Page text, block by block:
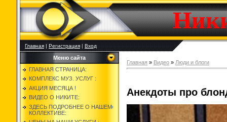
Главная|Регистрация|Вход
Меню сайта
ГЛАВНАЯ СТРАНИЦА:
КОМПЛЕКС МУЗ. УСЛУГ :
АКЦИЯ МЕСЯЦА !
ВИДЕО О НИКИТЕ:
ЗДЕСЬ ПОДРОБНЕЕ О НАШЕМ
КОЛЛЕКТИВЕ:
Главная » Видео » Люди и блоги
Анекдоты про